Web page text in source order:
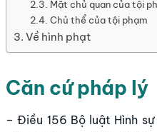
Mặt chủ quan của tội
Chủ thể của tội phạm
Về hình phạt
Căn cứ pháp lý
– Điều 156 Bộ luật Hình